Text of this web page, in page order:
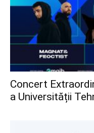
Concert
a Universității